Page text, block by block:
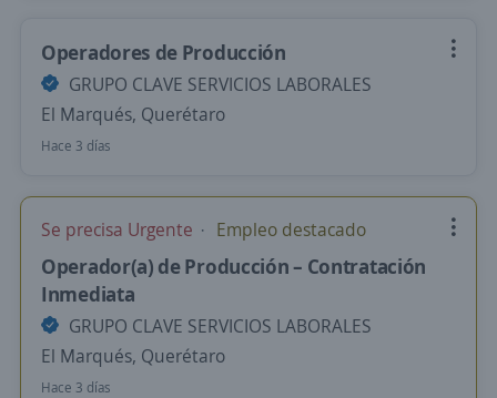
Operadores de Producción
GRUPO CLAVE SERVICIOS LABORALES
El Marqués, Querétaro
Hace 3 días
Se precisa Urgente Empleo destacado
Operador(a) de Producción – Contratación
Inmediata
GRUPO CLAVE SERVICIOS LABORALES
El Marqués, Querétaro
Hace 3 días